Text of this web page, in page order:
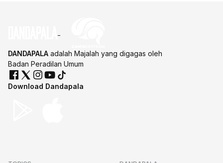
DANDAPALA adalah Majalah yang digagas oleh
Badan Peradilan Umum
Download Dandapala